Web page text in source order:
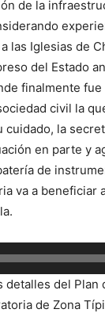
de la
las Iglesias de
del Estado
finalmente
civil la
cuidado, la
en parte y
de
va a beneficiar
detalles del Plan
de Zona